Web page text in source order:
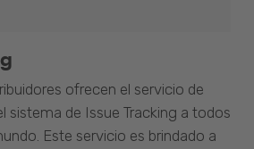
ofrecen el servicio de
sistema de Issue Tracking a todos
Este servicio es brindado a